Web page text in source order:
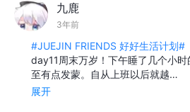
九鹿
3年前
#JUEJIN FRIENDS 好好生活计划#
day11周末万岁！下午睡了几个小
至有点发蒙。自从上班以后就越…
展开